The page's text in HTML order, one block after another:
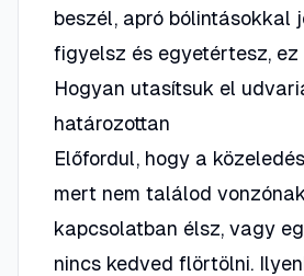
beszél, apró bólintásokkal
figyelsz és egyetértesz, ez
Hogyan utasítsuk el
határozottan
Előfordul, hogy a
mert nem találod
kapcsolatban élsz, vagy
nincs kedved flörtölni.